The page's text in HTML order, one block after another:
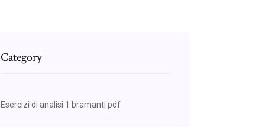
Category
Esercizi di analisi 1 bramanti pdf